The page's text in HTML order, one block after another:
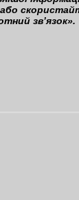
зв’язок».